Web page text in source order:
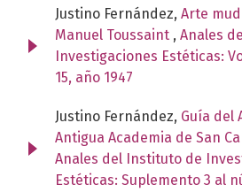
Justino Fernández, Arte
Manuel Toussaint , Anales
Investigaciones Estéticas:
15, año 1947
Justino Fernández, Guía del
Antigua Academia de San
Anales del Instituto de
Estéticas: Suplemento 3 al